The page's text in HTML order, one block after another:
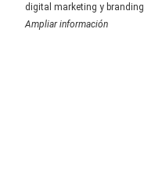
digital marketing y branding.
Ampliar información